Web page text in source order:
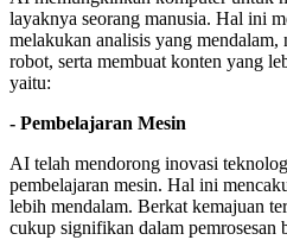
layaknya seorang manusia. Hal ini
melakukan analisis yang mendalam,
robot, serta membuat konten yang
yaitu:
- Pembelajaran Mesin
AI telah mendorong inovasi
pembelajaran mesin. Hal ini
lebih mendalam. Berkat kemajuan
cukup signifikan dalam pemrosesan